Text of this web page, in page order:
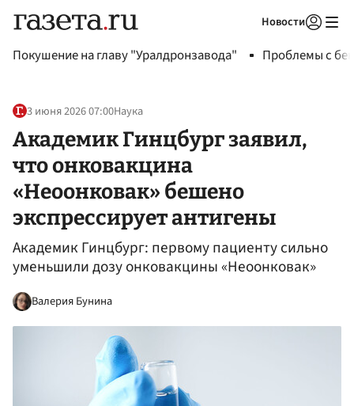
Новости
Покушение на главу "Уралдронзавода" Проблемы с
3 июня 2026 07:00Наука
Академик Гинцбург заявил,
что онковакцина
«Неоонковак» бешено
экспрессирует антигены
Академик Гинцбург: первому пациенту сильно
уменьшили дозу онковакцины «Неоонковак»
Валерия Бунина